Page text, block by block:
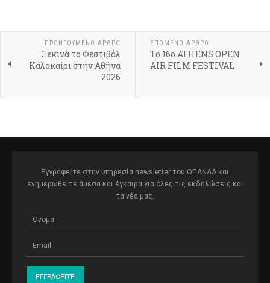
ΠΡΟΗΓΟΎΜΕΝΟ ΆΡΘΡΟ
Ξεκινά το Φεστιβάλ
Καλοκαίρι στην Αθήνα
2026
ΕΠΌΜΕΝΟ ΆΡΘΡΟ
Το 16o ATHENS OPEN
AIR FILM FESTIVAL
Εγγραφείτε στην υπηρεσία newsletter του ΟΠΑΝΔΑ και
ενημερωθείτε άμεσα και έγκαιρα για όλες τις εκδηλώσεις και
τα νέα μας.